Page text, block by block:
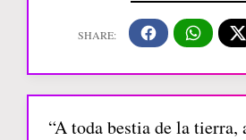
“A toda bestia de la tierra,